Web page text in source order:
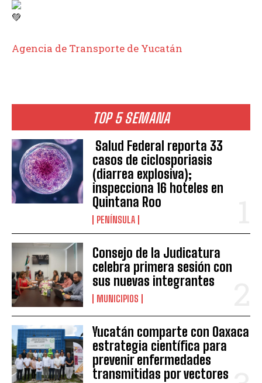
TOP 5 SEMANA
Salud Federal reporta 33
casos de ciclosporiasis
(diarrea explosiva);
inspecciona 16 hoteles en
Quintana Roo
PENÍNSULA
Consejo de la Judicatura
celebra primera sesión con
sus nuevas integrantes
MUNICIPIOS
Yucatán comparte con Oaxaca
estrategia científica para
prevenir enfermedades
transmitidas por vectores
Agencia de Transporte de Yucatán